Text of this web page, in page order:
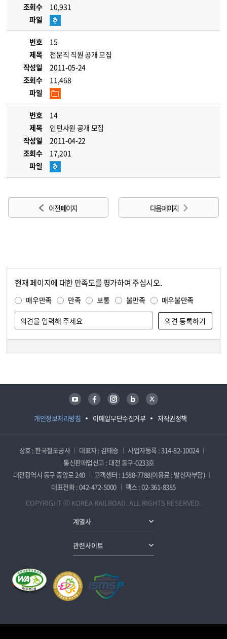
조회수
10,931
파일
번호
15
제목
전문직 직원 공개 모집
작성일
2011-05-24
조회수
11,468
파일
번호
14
제목
인턴사원 공개 모집
작성일
2011-04-22
조회수
17,201
파일
이전 페이지 다음 페이지
현재 페이지에 대한 만족도를 평가하여 주십시오.
매우만족 만족 보통 불만족 매우불만족
개인정보처리방침 이메일무단수집거부 저작권정책
유튜브 페이스북 인스타그램 블로그 트위터
상호 : 한국철도공사 대표자 : 김태승
사업자등록 : 314-82-10024
통신판매업신고 : 대전 동구-0233호
대전광역시 동구 중앙로 240
고객센터 : 1588-7788(이용료 : 발신자부담)
대표전화 : 042-472-5000
팩스 : 02-361-8385
COPYRIGHT ⓒ KOREA RAILROAD. ALL RIGHTS RESERVED.
계열사
관련사이트